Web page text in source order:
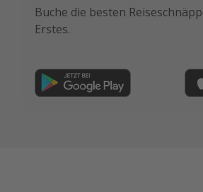
Buche die besten
Erstes.